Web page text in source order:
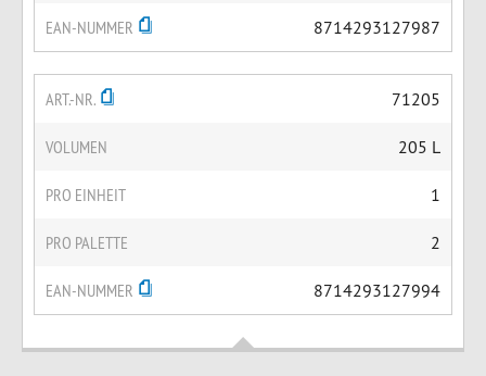
EAN-NUMMER 8714293127987
ART.-NR. 71205
VOLUMEN 205 L
PRO EINHEIT 1
PRO PALETTE 2
EAN-NUMMER 8714293127994